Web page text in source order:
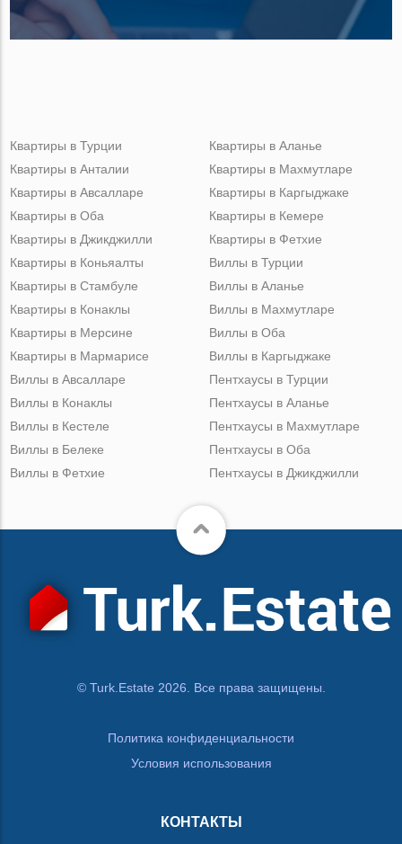
Квартиры в Турции
Квартиры в Анталии
Квартиры в Авсалларе
Квартиры в Оба
Квартиры в Джикджилли
Квартиры в Аланье
Квартиры в Махмутларе
Квартиры в Каргыджаке
Квартиры в Кемере
Квартиры в Фетхие
Квартиры в Коньяалты
Квартиры в Стамбуле
Квартиры в Конаклы
Квартиры в Мерсине
Квартиры в Мармарисе
Виллы в Турции
Виллы в Аланье
Виллы в Махмутларе
Виллы в Оба
Виллы в Каргыджаке
Виллы в Авсалларе
Виллы в Конаклы
Виллы в Кестеле
Виллы в Белеке
Виллы в Фетхие
Пентхаусы в Турции
Пентхаусы в Аланье
Пентхаусы в Махмутларе
Пентхаусы в Оба
Пентхаусы в Джикджилли
© Turk.Estate 2026. Все права защищены.
Политика конфиденциальности
Условия использования
КОНТАКТЫ